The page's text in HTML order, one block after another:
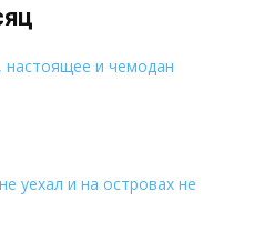
и чемодан
уехал и на островах не